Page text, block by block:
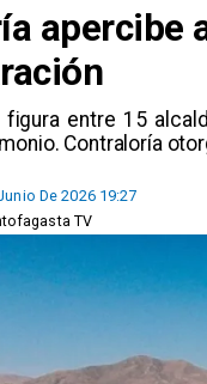
apercibe
figura entre 15
Contraloría
De 2026 19:27
TV